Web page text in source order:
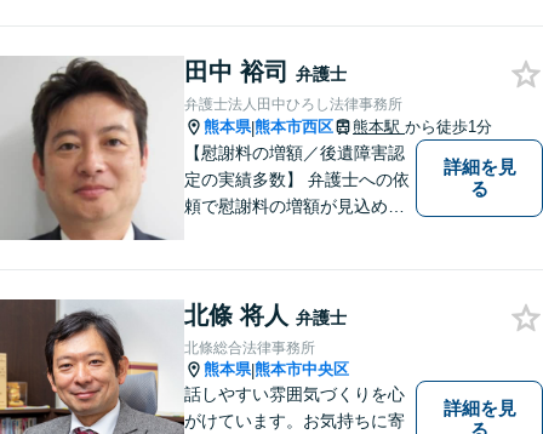
い！
田中 裕司 弁護士
弁護士法人田中ひろし法律事務所
熊本県|熊本市西区 熊本駅 から徒歩1分
【慰謝料の増額／後遺障害認
定の実績多数】 弁護士への依
頼で慰謝料の増額が見込めま
ノウハウ多数】相続手続きか
ら遺言書までトータルサポー
ト【JR熊本駅から徒歩1分】
詳細を見
る
北條 将人 弁護士
北條総合法律事務所
熊本県|熊本市中央区
話しやすい雰囲気づくりを心
がけています。お気持ちに寄
詳細を見
る